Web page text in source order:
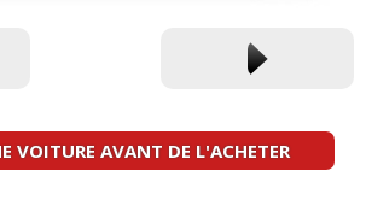
VOITURE AVANT DE L'ACHETER